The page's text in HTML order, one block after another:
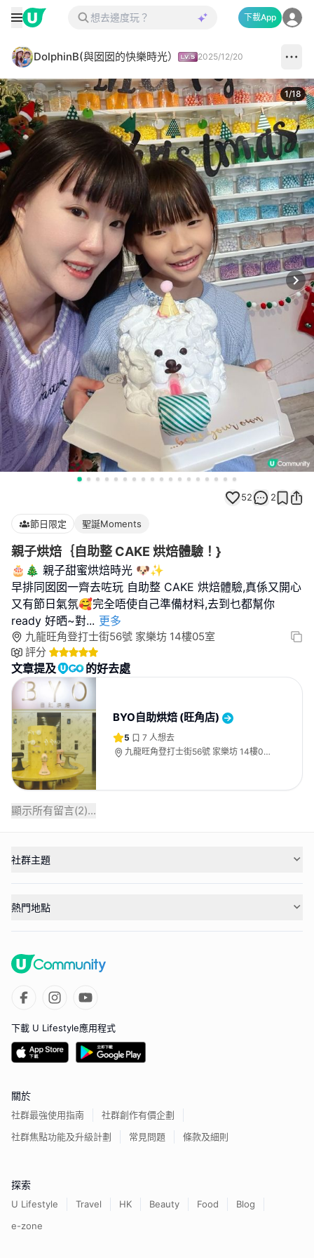
下載App
DolphinB(與囡囡的快樂時光） 2025/12/20
1/18
52 2
節日限定 聖誕Moments
親子烘焙｛自助整 CAKE 烘焙體驗！}
🎂🎄 親子甜蜜烘焙時光 🐶✨
早排同囡囡一齊去咗玩 自助整 CAKE 烘焙體驗,真係又開心
又有節日氣氛🥰完全唔使自己準備材料,去到乜都幫你
ready 好晒~對... 更多
九龍旺角登打士街56號 家樂坊 14樓05室
評分
文章提及 的好去處
BYO自助烘焙 (旺角店)
5 7 人想去
九龍旺角登打士街56號 家樂坊 14樓05
顯示所有留言(2)...
社群主題
熱門地點
下載 U Lifestyle應用程式
關於
社群最強使用指南
社群創作有價企劃
社群焦點功能及升級計劃
常見問題 條款及細則
探索
U Lifestyle Travel HK Beauty Food
Blog
e-zone